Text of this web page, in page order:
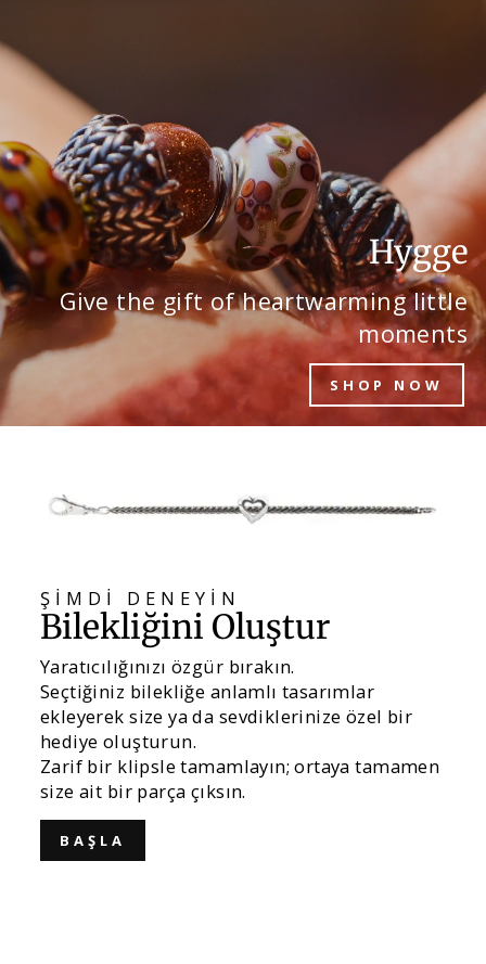
Hygge
Give the gift of heartwarming little
moments
SHOP NOW
ŞİMDİ DENEYİN
Bilekliğini Oluştur
Yaratıcılığınızı özgür bırakın.
Seçtiğiniz bilekliğe anlamlı tasarımlar
ekleyerek size ya da sevdiklerinize özel bir
hediye oluşturun.
Zarif bir klipsle tamamlayın; ortaya tamamen
size ait bir parça çıksın.
BAŞLA